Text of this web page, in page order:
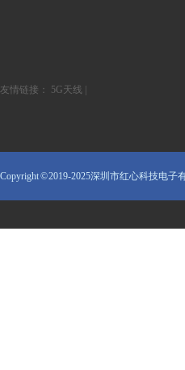
友情链接： 5G天线
Copyright © 2019-2025深圳市红心科技电子